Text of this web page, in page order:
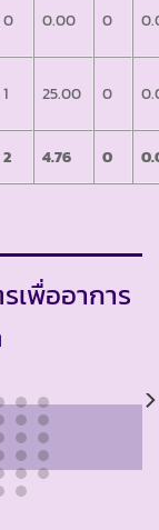
0 0.00 0
1 25.00 0
2 4.76 0
เพื่ออาการ